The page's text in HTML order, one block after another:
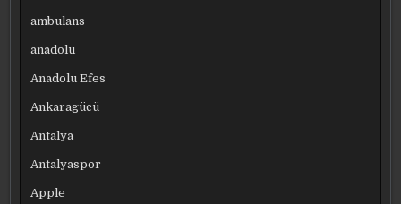
ambulans
anadolu
Anadolu Efes
Ankaragücü
Antalya
Antalyaspor
Apple